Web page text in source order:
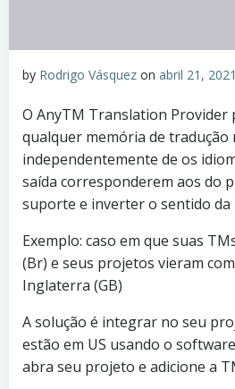
by Rodrigo Vásquez on abril 21, 2021
O AnyTM Translation Provider
qualquer memória de tradução
independentemente de os
saída corresponderem aos do
suporte e inverter o sentido da
Exemplo: caso em que suas
(Br) e seus projetos vieram
Inglaterra (GB)
A solução é integrar no seu
estão em US usando o
abra seu projeto e adicione a